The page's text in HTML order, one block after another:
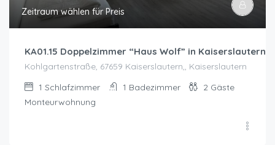
Zeitraum wählen für Preis
KA01.15 Doppelzimmer “Haus Wolf” in Kaiserslautern
Kohlgartenstraße, 67659 Kaiserslautern,, Kaiserslautern
1 Schlafzimmer 1 Badezimmer 2 Gäste
Monteurwohnung